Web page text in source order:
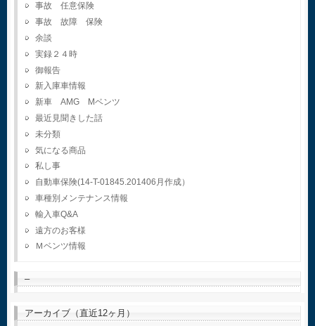
事故 任意保険
事故 故障 保険
余談
実録２４時
御報告
新入庫車情報
新車 AMG Mベンツ
最近見聞きした話
未分類
気になる商品
私し事
自動車保険(14-T-01845.201406月作成）
車種別メンテナンス情報
輸入車Q&A
遠方のお客様
Ｍベンツ情報
–
アーカイブ（直近12ヶ月）